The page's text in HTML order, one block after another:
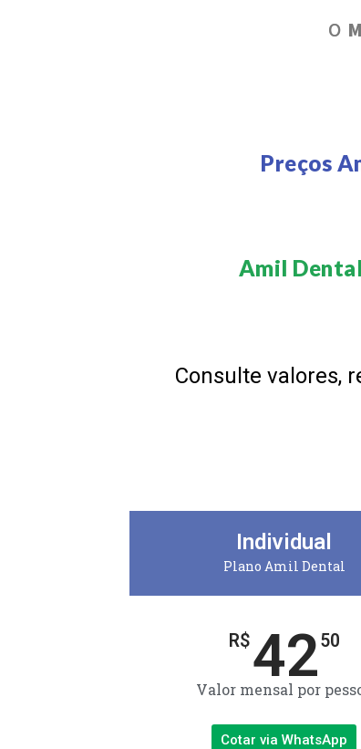
O
Preços
Amil
Consulte valores,
Individual
Plano Amil Dental
R$4250
Valor mensal por
Cotar via WhatsApp